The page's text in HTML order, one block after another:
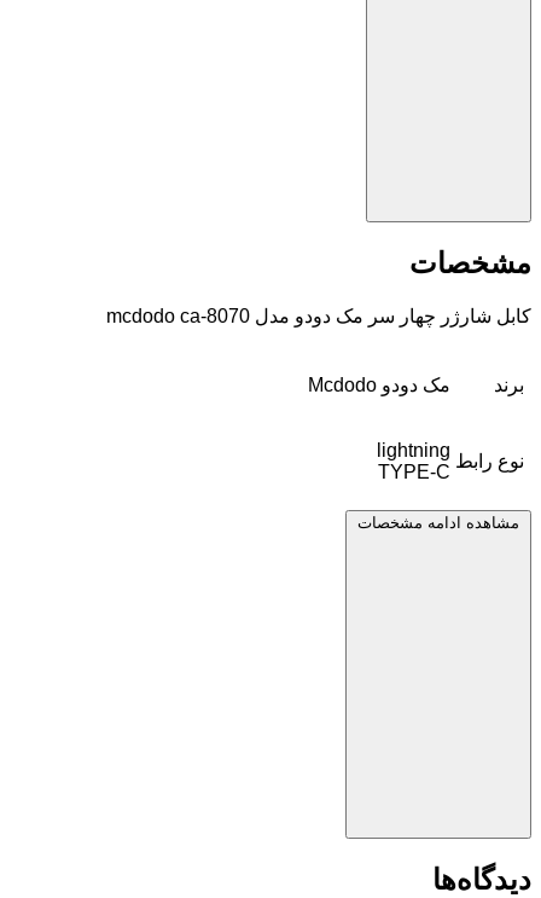
مشخصات
کابل شارژر چهار سر مک دودو مدل mcdodo ca-8070
برند مک دودو Mcdodo
نوع رابط
lightning
TYPE-C
مشاهده ادامه مشخصات
دیدگاه‌ها